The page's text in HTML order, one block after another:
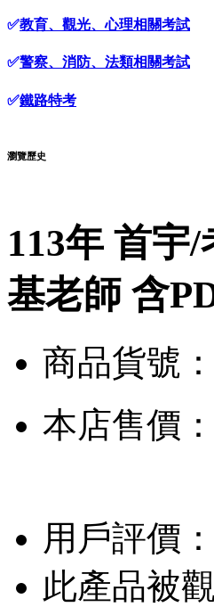
✅教育、觀光、心理相關考試
✅警察、消防、法類相關考試
✅鐵路特考
瀏覽歷史
113年 首宇
基老師 含
商品貨號
本店售價：
用戶評價：
此產品被